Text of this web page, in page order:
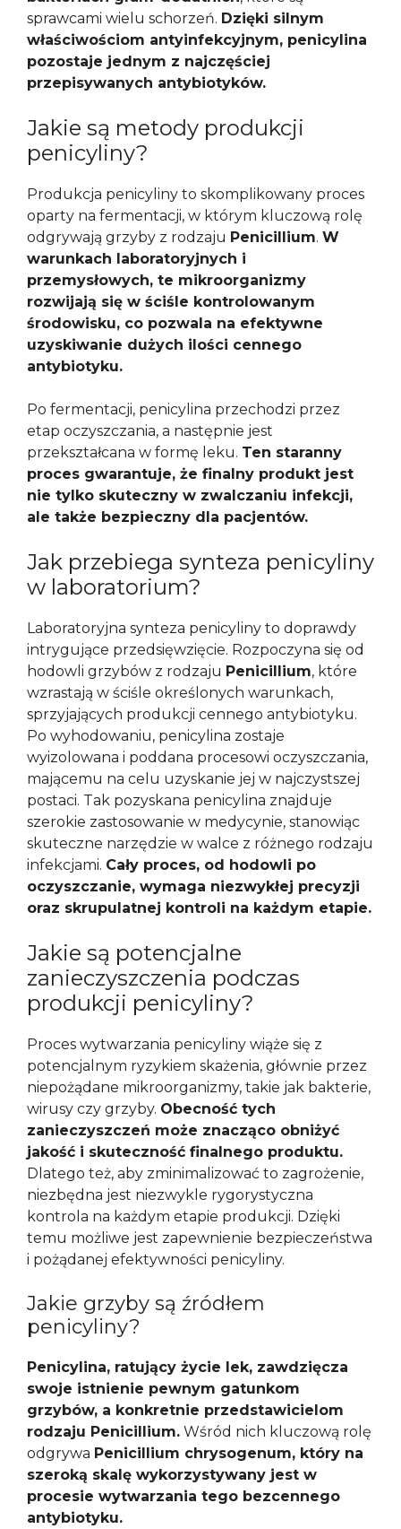
sprawcami wielu schorzeń. Dzięki silnym
właściwościom antyinfekcyjnym, penicylina
pozostaje jednym z najczęściej
przepisywanych antybiotyków.
Jakie są metody produkcji
penicyliny?
Produkcja penicyliny to skomplikowany proces
oparty na fermentacji, w którym kluczową rolę
odgrywają grzyby z rodzaju Penicillium. W
warunkach laboratoryjnych i
przemysłowych, te mikroorganizmy
rozwijają się w ściśle kontrolowanym
środowisku, co pozwala na efektywne
uzyskiwanie dużych ilości cennego
antybiotyku.
Po fermentacji, penicylina przechodzi przez
etap oczyszczania, a następnie jest
przekształcana w formę leku. Ten staranny
proces gwarantuje, że finalny produkt jest
nie tylko skuteczny w zwalczaniu infekcji,
ale także bezpieczny dla pacjentów.
Jak przebiega synteza penicyliny
w laboratorium?
Laboratoryjna synteza penicyliny to doprawdy
intrygujące przedsięwzięcie. Rozpoczyna się od
hodowli grzybów z rodzaju Penicillium, które
wzrastają w ściśle określonych warunkach,
sprzyjających produkcji cennego antybiotyku.
Po wyhodowaniu, penicylina zostaje
wyizolowana i poddana procesowi oczyszczania,
mającemu na celu uzyskanie jej w najczystszej
postaci. Tak pozyskana penicylina znajduje
szerokie zastosowanie w medycynie, stanowiąc
skuteczne narzędzie w walce z różnego rodzaju
infekcjami. Cały proces, od hodowli po
oczyszczanie, wymaga niezwykłej precyzji
oraz skrupulatnej kontroli na każdym etapie.
Jakie są potencjalne
zanieczyszczenia podczas
produkcji penicyliny?
Proces wytwarzania penicyliny wiąże się z
potencjalnym ryzykiem skażenia, głównie przez
niepożądane mikroorganizmy, takie jak bakterie,
wirusy czy grzyby. Obecność tych
zanieczyszczeń może znacząco obniżyć
jakość i skuteczność finalnego produktu.
Dlatego też, aby zminimalizować to zagrożenie,
niezbędna jest niezwykle rygorystyczna
kontrola na każdym etapie produkcji. Dzięki
temu możliwe jest zapewnienie bezpieczeństwa
i pożądanej efektywności penicyliny.
Jakie grzyby są źródłem
penicyliny?
Penicylina, ratujący życie lek, zawdzięcza
swoje istnienie pewnym gatunkom
grzybów, a konkretnie przedstawicielom
rodzaju Penicillium. Wśród nich kluczową rolę
odgrywa Penicillium chrysogenum, który na
szeroką skalę wykorzystywany jest w
procesie wytwarzania tego bezcennego
antybiotyku.